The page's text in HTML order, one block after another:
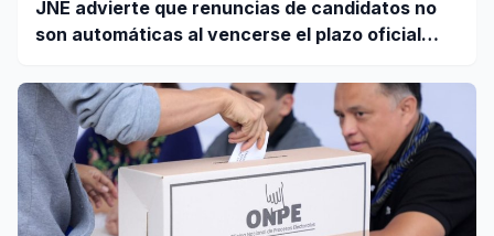
JNE advierte que renuncias de candidatos no
son automáticas al vencerse el plazo oficial